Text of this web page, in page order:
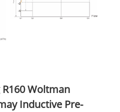
Woltman
Inductive Pre-